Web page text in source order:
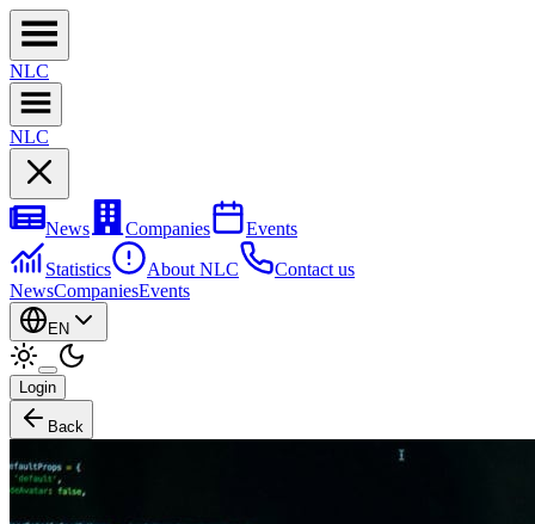
NLC
NLC
News Companies
Events
Statistics
About NLC
Contact us
NewsCompaniesEvents
EN
Login
Back